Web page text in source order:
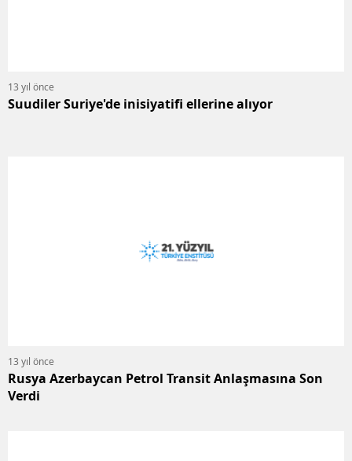
13 yıl önce
Suudiler Suriye'de inisiyatifi ellerine alıyor
13 yıl önce
Rusya Azerbaycan Petrol Transit Anlaşmasına Son
Verdi